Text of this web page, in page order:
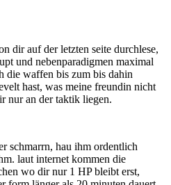
dir auf der letzten seite durchlese,
und nebenparadigmen maximal
die waffen bis zum bis dahin
hast, was meine freundin nicht
nur an der taktik liegen.
schmarrn, hau ihm ordentlich
laut internet kommen die
wo dir nur 1 HP bleibt erst,